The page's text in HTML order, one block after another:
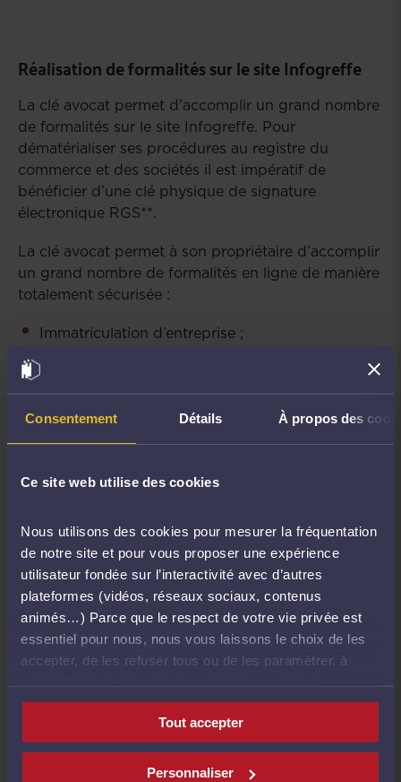
Consentement Détails À propos des
Ce site web utilise des cookies
Nous utilisons des cookies pour mesurer la fréquentation
de notre site et pour vous proposer une expérience
utilisateur fondée sur l’interactivité avec d’autres
plateformes (vidéos, réseaux sociaux, contenus
animés…) Parce que le respect de votre vie privée est
essentiel pour nous, nous vous laissons le choix de les
accepter, de les refuser tous ou de les paramétrer, à
nécessaires au fonctionnement du site.
Tout accepter
Personnaliser
Réalisation de formalités sur le site Infogreffe
La clé avocat permet d’accomplir un grand nombre
de formalités sur le site Infogreffe. Pour
dématérialiser ses procédures au registre du
commerce et des sociétés il est impératif de
bénéficier d’une clé physique de signature
électronique RGS**.
La clé avocat permet à son propriétaire d’accomplir
un grand nombre de formalités en ligne de manière
totalement sécurisée :
Immatriculation d’entreprise ;
Modification d’entreprise ;
Radiation d’entreprise.
Connexion au système d’immatriculation de
véhicules
Le système d’immatriculation des véhicules (SIV), le
système d’information télépaiement et certains
services de l’agence nationales des titres sécurisés
nécessites un certificat électronique RGS** étoiles
pour pouvoir s’y connecter. La clé avocat (RGS**)